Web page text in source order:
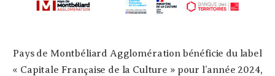
Pays de Montbéliard Agglomération bénéficie du label
« Capitale Française de la Culture » pour l’année 2024,